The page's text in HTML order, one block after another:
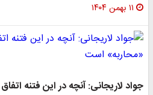
۱۱ بهمن ۱۴۰۴
جواد لاریجانی: آنچه در این فتنه